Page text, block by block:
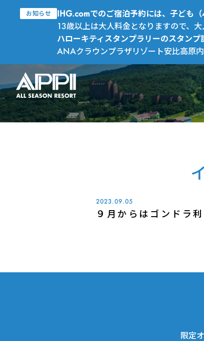
お知らせ IHG.comでのご宿泊予約には、子ども
13歳以上は大人料金となりますので、
ハローキティスタンプラリーのスタンプ
ANAクラウンプラザリゾート安比高原
2023.09.05
９月からはゴンドラ
限定